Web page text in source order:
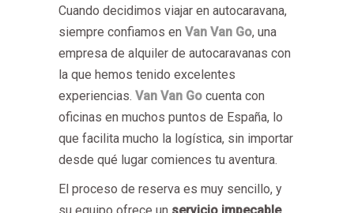
Cuando decidimos viajar en autocaravana,
siempre confiamos en Van Van Go, una
empresa de alquiler de autocaravanas con
la que hemos tenido excelentes
experiencias. Van Van Go cuenta con
oficinas en muchos puntos de España, lo
que facilita mucho la logística, sin importar
desde qué lugar comiences tu aventura.
El proceso de reserva es muy sencillo, y